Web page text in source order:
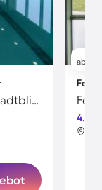
Wohnung mit beheiztem Pool | Stadtblick
ab
4.8